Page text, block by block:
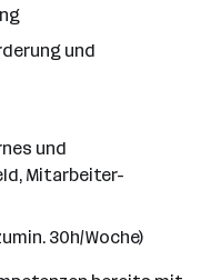
und
und
Mitarbeiter-
30h/Woche)